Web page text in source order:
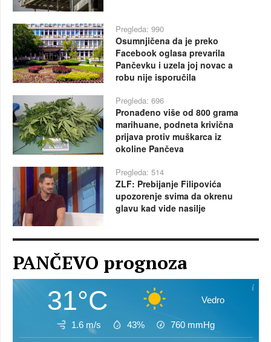
Pregleda: 990
Osumnjičena da je preko
Facebook oglasa prevarila
Pančevku i uzela joj novac a
robu nije isporučila
Pregleda: 696
Pronađeno više od 800 grama
marihuane, podneta krivična
prijava protiv muškarca iz
okoline Pančeva
Pregleda: 514
ZLF: Prebijanje Filipovića
upozorenje svima da okrenu
glavu kad vide nasilje
PANČEVO prognoza
31°C Vedro
1.6 m/s 43% 760 mmHg